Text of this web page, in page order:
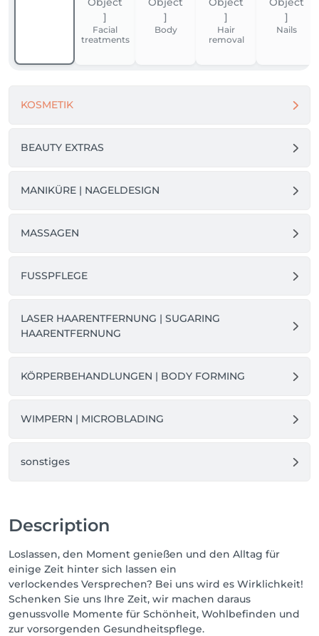
Facial
treatments
Body
Hair
removal
Nails
KOSMETIK
BEAUTY EXTRAS
MANIKÜRE | NAGELDESIGN
MASSAGEN
FUSSPFLEGE
LASER HAARENTFERNUNG | SUGARING
HAARENTFERNUNG
KÖRPERBEHANDLUNGEN | BODY FORMING
WIMPERN | MICROBLADING
sonstiges
Description
Loslassen, den Moment genießen und den Alltag für
einige Zeit hinter sich lassen ein
verlockendes Versprechen? Bei uns wird es Wirklichkeit!
Schenken Sie uns Ihre Zeit, wir machen daraus
genussvolle Momente für Schönheit, Wohlbefinden und
zur vorsorgenden Gesundheitspflege.